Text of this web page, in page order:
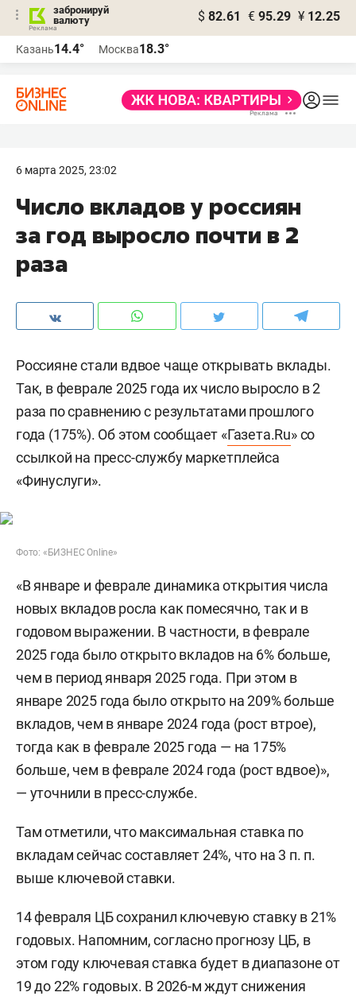
забронируй
валюту
$ 82.61 € 95.29 ¥ 12.25
Казань14.4° Москва18.3°
6 марта 2025, 23:02
Число вкладов у россиян
за год выросло почти в 2
раза
Россияне стали вдвое чаще открывать вклады.
Так, в феврале 2025 года их число выросло в 2
раза по сравнению с результатами прошлого
года (175%). Об этом сообщает «Газета.Ru» со
ссылкой на пресс-службу маркетплейса
«Финуслуги».
Фото: «БИЗНЕС Online»
«В январе и феврале динамика открытия числа
новых вкладов росла как помесячно, так и в
годовом выражении. В частности, в феврале
2025 года было открыто вкладов на 6% больше,
чем в период января 2025 года. При этом в
январе 2025 года было открыто на 209% больше
вкладов, чем в январе 2024 года (рост втрое),
тогда как в феврале 2025 года — на 175%
больше, чем в феврале 2024 года (рост вдвое)»,
— уточнили в пресс-службе.
Там отметили, что максимальная ставка по
вкладам сейчас составляет 24%, что на 3 п. п.
выше ключевой ставки.
14 февраля ЦБ сохранил ключевую ставку в 21%
годовых. Напомним, согласно прогнозу ЦБ, в
этом году ключевая ставка будет в диапазоне от
19 до 22% годовых. В 2026-м ждут снижения